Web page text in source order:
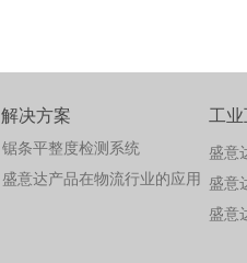
解决方案
锯条平整度检测系统
盛意达产品在物流行业的应用
工业
盛意
盛意
盛意